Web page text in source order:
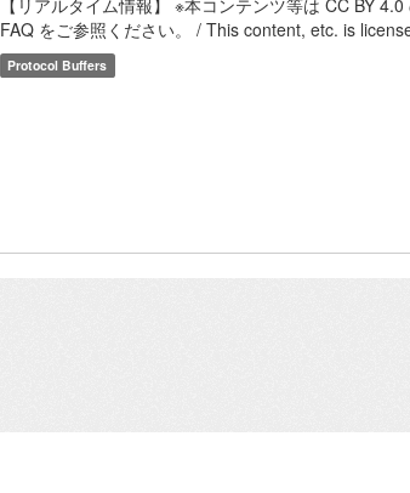
【リアルタイム情報】 ※本コンテンツ等は CC BY
FAQ をご参照ください。 / This content, etc. is
Protocol Buffers